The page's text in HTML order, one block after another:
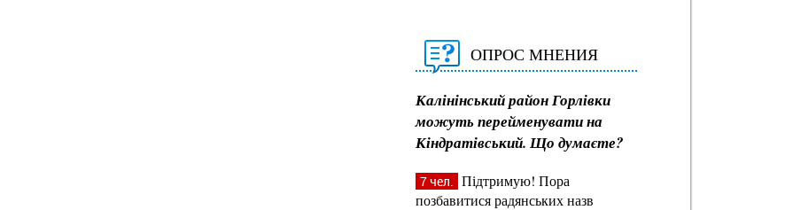
ОПРОС МНЕНИЯ
Калінінський район Горлівки
можуть перейменувати на
Кіндратівський. Що думаєте?
7 чел. Підтримую! Пора
позбавитися радянських назв